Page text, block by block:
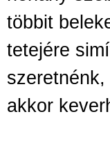
többit
tetejére
akkor